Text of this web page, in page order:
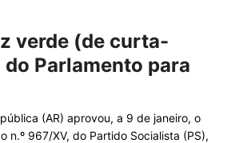
verde (de curta-
Parlamento para
(AR) aprovou, a 9 de janeiro, o
n.º 967/XV, do Partido Socialista (PS),